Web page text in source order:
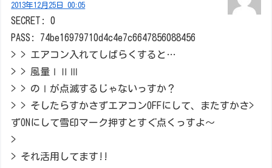
2013年12月25日 00:05
SECRET: 0
PASS: 74be16979710d4c4e7c6647856088456
> > エアコン入れてしばらくすると…
> > 風量ⅠⅡⅢ
> > のⅠが点滅するじゃないっすか？
> > そしたらすかさずエアコンOFFにして、またすかさ>
ずONにして雪印マーク押すとすぐ点くっすよ～
>
> それ活用してます!!